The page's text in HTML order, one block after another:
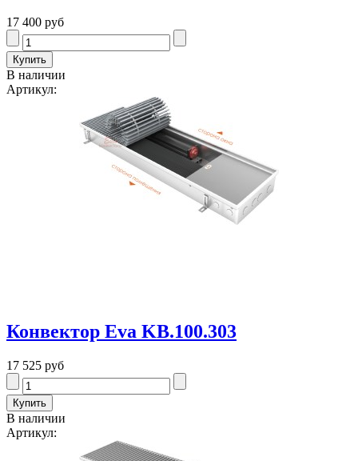
17 400 руб
В наличии
Артикул:
Конвектор Eva KB.100.303
17 525 руб
В наличии
Артикул: